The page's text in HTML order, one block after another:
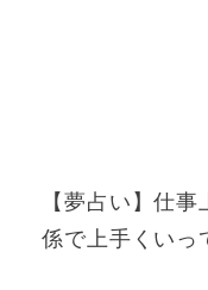
【夢占い】仕
係で上手くいっ